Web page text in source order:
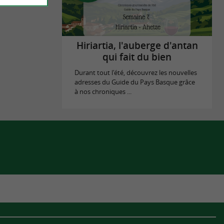
Hiriartia, l'auberge d'antan
qui fait du bien
Durant tout l'été, découvrez les nouvelles
adresses du Guide du Pays Basque grâce
à nos chroniques ...